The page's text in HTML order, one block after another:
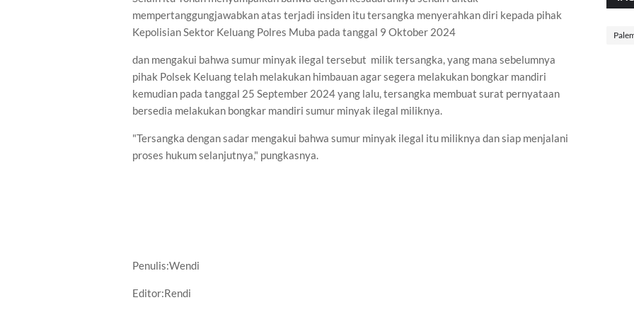
mempertanggungjawabkan atas terjadi insiden itu tersangka menyerahkan diri kepada pihak
Kepolisian Sektor Keluang Polres Muba pada tanggal 9 Oktober 2024
dan mengakui bahwa sumur minyak ilegal tersebut milik tersangka, yang mana sebelumnya
pihak Polsek Keluang telah melakukan himbauan agar segera melakukan bongkar mandiri
kemudian pada tanggal 25 September 2024 yang lalu, tersangka membuat surat pernyataan
bersedia melakukan bongkar mandiri sumur minyak ilegal miliknya.
"Tersangka dengan sadar mengakui bahwa sumur minyak ilegal itu miliknya dan siap menjalani
proses hukum selanjutnya," pungkasnya.
Penulis:Wendi
Editor:Rendi